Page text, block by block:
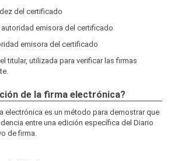
del certificado
autoridad emisora del certificado
emisora del certificado
titular, utilizada para verificar las firmas
de la firma electrónica?
electrónica es un método para demostrar que
entre una edición específica del Diario
de firma.